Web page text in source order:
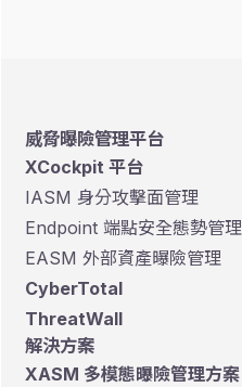
威脅曝險管理平台
XCockpit 平台
IASM 身分攻擊面管理
Endpoint 端點安全態勢管理
EASM 外部資產曝險管理
CyberTotal
ThreatWall
解決方案
XASM 多模態曝險管理方案